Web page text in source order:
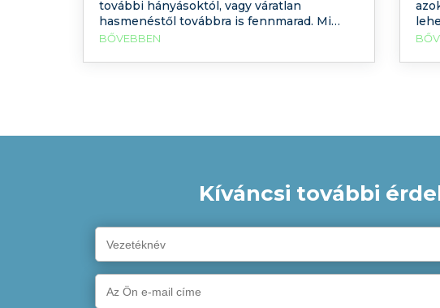
további hányásoktól, vagy váratlan
hasmenéstől továbbra is fennmarad. Mi
állhat a tünetektől való rettegés mögött?
BŐVEBBEN
Kíváncsi további